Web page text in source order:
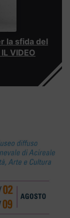
la sfida del
VIDEO